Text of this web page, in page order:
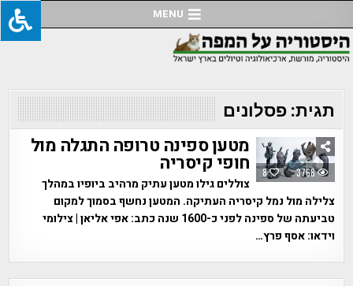
to
content
MENU
תגית:פסלונים
8 3768
מטען ספינה טרופה התגלה מול
חופי קיסריה
צוללים גילו מטען עתיק מרהיב ביופיו במהלך
צלילה מול נמל קיסריה העתיקה. המטען נחשף בסמוך למקום
טביעתה של ספינה לפני כ-1600 שנה כתב: אפי אליאן | צילומי
וידאו: אסף פרץ…